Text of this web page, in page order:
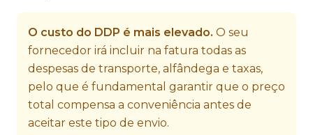
O custo do DDP é mais elevado. O seu
fornecedor irá incluir na fatura todas as
despesas de transporte, alfândega e taxas,
pelo que é fundamental garantir que o preço
total compensa a conveniência antes de
aceitar este tipo de envio.